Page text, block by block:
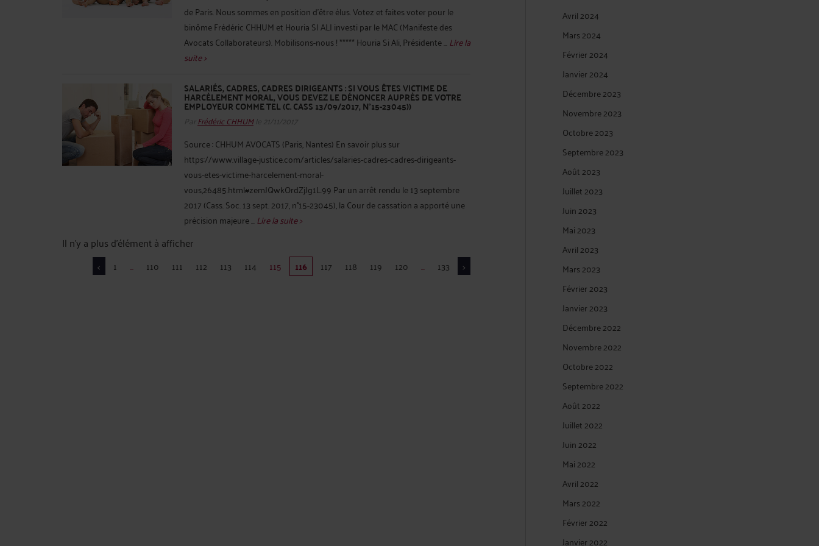
de Paris. Nous sommes en position d’être élus. Votez et faites voter pour le
binôme Frédéric CHHUM et Houria SI ALI investi par le MAC (Manifeste des
Avocats Collaborateurs). Mobilisons-nous ! ***** Houria Si Ali, Présidente ...Lire la
suite >
SALARIÉS, CADRES, CADRES DIRIGEANTS : SI VOUS ÊTES VICTIME DE
HARCÈLEMENT MORAL, VOUS DEVEZ LE DÉNONCER AUPRÈS DE VOTRE
EMPLOYEUR COMME TEL (C. CASS 13/09/2017, N°15-23045))
Par Frédéric CHHUMle 21/11/2017
Source : CHHUM AVOCATS (Paris, Nantes) En savoir plus sur
https://www.village-justice.com/articles/salaries-cadres-cadres-dirigeants-
vous-etes-victime-harcelement-moral-
vous,26485.html#zemJQwkOrdZjJg1L.99 Par un arrêt rendu le 13 septembre
2017 (Cass. Soc. 13 sept. 2017, n°15-23045), la Cour de cassation a apporté une
précision majeure ...Lire la suite >
Il n'y a plus d'élément à afficher
< 1 ... 110 111 112 113 114 115 116 117 118 119 120 ... 133 >
Avril 2024
Mars 2024
Février 2024
Janvier 2024
Décembre 2023
Novembre 2023
Octobre 2023
Septembre 2023
Août 2023
Juillet 2023
Juin 2023
Mai 2023
Avril 2023
Mars 2023
Février 2023
Janvier 2023
Décembre 2022
Novembre 2022
Octobre 2022
Septembre 2022
Août 2022
Juillet 2022
Juin 2022
Mai 2022
Avril 2022
Mars 2022
Février 2022
Janvier 2022